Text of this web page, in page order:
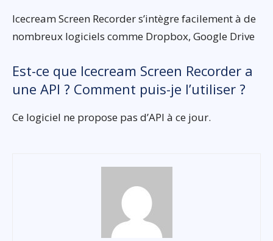
Icecream Screen Recorder s’intègre facilement à de
nombreux logiciels comme Dropbox, Google Drive
Est-ce que Icecream Screen Recorder a
une API ? Comment puis-je l’utiliser ?
Ce logiciel ne propose pas d’API à ce jour.